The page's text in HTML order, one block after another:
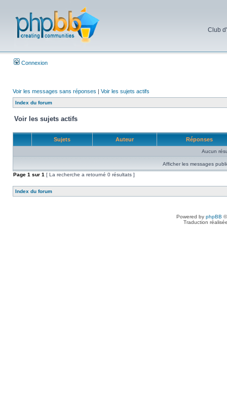
Club
Connexion
Voir les messages sans réponses | Voir les sujets actifs
Index du forum
Voir les sujets actifs
Sujets Auteur Réponses
Aucun
Afficher les messages
Page 1 sur 1 [ La recherche a retourné 0 résultats ]
Index du forum
Powered by phpBB
Traduction